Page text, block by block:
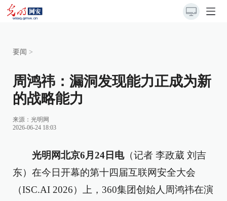
要闻 >
周鸿祎：漏洞发现能力正成为新
的战略能力
来源：光明网
2026-06-24 18:03
光明网北京6月24日电（记者 李政葳 刘吉
东）在今日开幕的第十四届互联网安全大会
（ISC.AI 2026）上，360集团创始人周鸿祎在演